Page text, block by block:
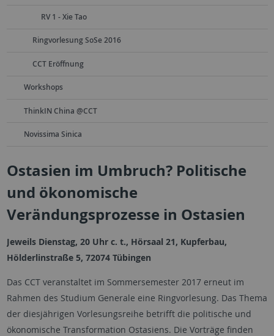
RV 1 - Xie Tao
Ringvorlesung SoSe 2016
CCT Eröffnung
Workshops
ThinkIN China @CCT
Novissima Sinica
Ostasien im Umbruch? Politische
und ökonomische
Verändungsprozesse in Ostasien
Jeweils Dienstag, 20 Uhr c. t., Hörsaal 21, Kupferbau,
Hölderlinstraße 5, 72074 Tübingen
Das CCT veranstaltet im Sommersemester 2017 erneut im
Rahmen des Studium Generale eine Ringvorlesung. Das Thema
der diesjährigen Vorlesungsreihe betrifft die politische und
ökonomische Transformation Ostasiens. Die Vorträge finden